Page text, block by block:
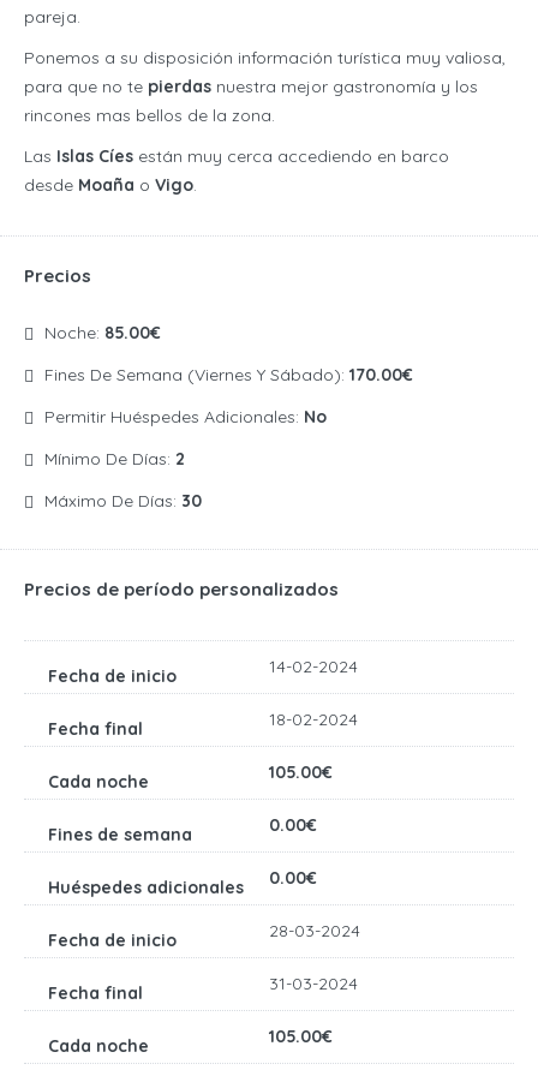
pareja.
Ponemos a su disposición información turística muy valiosa,
para que no te pierdas nuestra mejor gastronomía y los
rincones mas bellos de la zona.
Las Islas Cíes están muy cerca accediendo en barco
desde Moaña o Vigo.
Precios
Noche: 85.00€
Fines De Semana (viernes Y Sábado): 170.00€
Permitir Huéspedes Adicionales: No
Mínimo De Días: 2
Máximo De Días: 30
Precios de período personalizados
14-02-2024
18-02-2024
105.00€
0.00€
0.00€
28-03-2024
31-03-2024
105.00€